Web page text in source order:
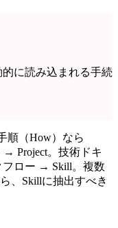
的に読み込まれる手続
順（How）なら
Project。技術ドキ
フロー → Skill。複数
、Skillに抽出すべき